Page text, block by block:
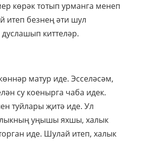
көрәк тотып урманга менеп
итеп безнең әти шул
киттеләр.
матур иде. Эсселәсәм,
су коенырга чаба идек.
туйлары җитә иде. Ул
уңышы яхшы, халык
иде. Шулай итеп, халык